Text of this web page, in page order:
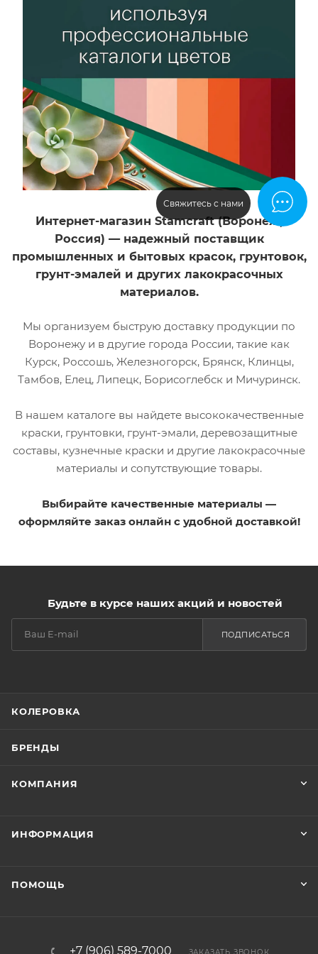
Возможность
колеровки
Декоративный
эффект
Молотковый
Декоративный
эффект
Молотковый
Свяжитесь с нами
Интернет-магазин Stamcraft (Воронеж,
Россия) — надежный поставщик
промышленных и бытовых красок, грунтовок,
грунт-эмалей и других лакокрасочных
материалов.
Мы организуем быструю доставку продукции по
Воронежу и в другие города России, такие как
Курск, Россошь, Железногорск, Брянск, Клинцы,
Тамбов, Елец, Липецк, Борисоглебск и Мичуринск.
В нашем каталоге вы найдете высококачественные
краски, грунтовки, грунт-эмали, деревозащитные
составы, кузнечные краски и другие лакокрасочные
материалы и сопутствующие товары.
Выбирайте качественные материалы —
оформляйте заказ онлайн с удобной доставкой!
Будьте в курсе наших акций и новостей
ПОДПИСАТЬСЯ
КОЛЕРОВКА
БРЕНДЫ
КОМПАНИЯ
ИНФОРМАЦИЯ
ПОМОЩЬ
+7 (906) 589-7000